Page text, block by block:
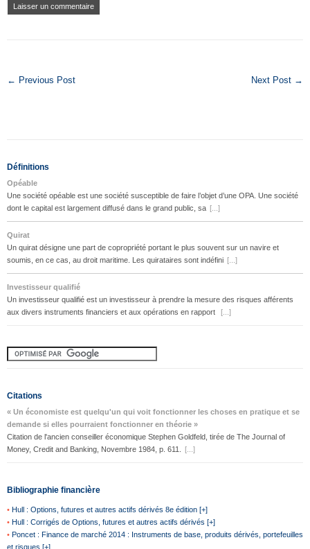
← Previous Post Next Post →
Définitions
Opéable
Une société opéable est une société susceptible de faire l’objet d’une OPA. Une société
dont le capital est largement diffusé dans le grand public, sa [...]
Quirat
Un quirat désigne une part de copropriété portant le plus souvent sur un navire et
soumis, en ce cas, au droit maritime. Les quirataires sont indéfini [...]
Investisseur qualifié
Un investisseur qualifié est un investisseur à prendre la mesure des risques afférents
aux divers instruments financiers et aux opérations en rapport
[...]
Citations
« Un économiste est quelqu'un qui voit fonctionner les choses en pratique et se
demande si elles pourraient fonctionner en théorie »
Citation de l'ancien conseiller économique Stephen Goldfeld, tirée de The Journal of
Money, Credit and Banking, Novembre 1984, p. 611.
[...]
Bibliographie financière
• Hull : Options, futures et autres actifs dérivés 8e édition [+]
• Hull : Corrigés de Options, futures et autres actifs dérivés [+]
• Poncet : Finance de marché 2014 : Instruments de base, produits dérivés, portefeuilles
et risques [+]